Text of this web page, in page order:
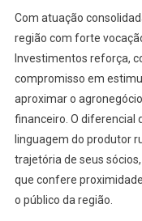
Com atuação
região com forte
Investimentos reforça,
compromisso em
aproximar o
financeiro. O diferencial
linguagem do produtor
trajetória de seus
que confere
o público da região.